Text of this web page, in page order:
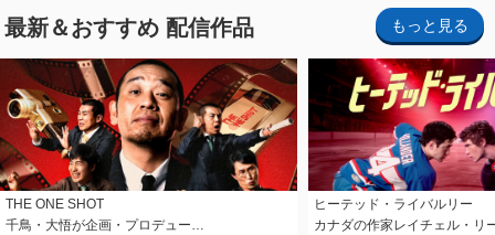
最新＆おすすめ 配信作品 もっと見る
THE ONE SHOT
千鳥・大悟が企画・プロデュー…
ヒーテッド・ライバルリー
カナダの作家レイチェル・リ